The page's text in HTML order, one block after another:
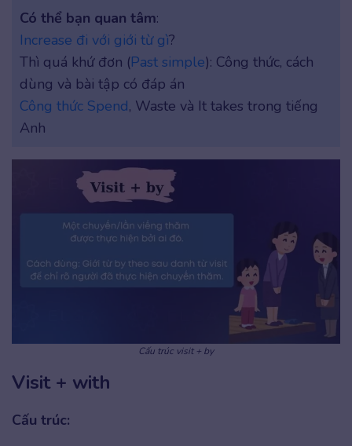
Có thể bạn quan tâm:
Increase đi với giới từ gì?
Thì quá khứ đơn (Past simple): Công thức, cách
dùng và bài tập có đáp án
Công thức Spend, Waste và It takes trong tiếng
Anh
Cấu trúc visit + by
Visit + with
Cấu trúc: